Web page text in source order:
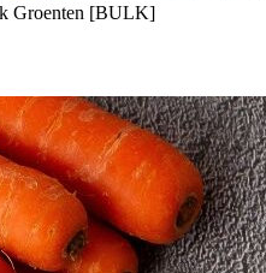
Groenten [BULK]